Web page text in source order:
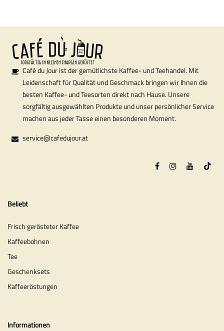
Café du Jour ist der gemütlichste Kaffee- und Teehandel. Mit
Leidenschaft für Qualität und Geschmack bringen wir Ihnen die
besten Kaffee- und Teesorten direkt nach Hause. Unsere
sorgfältig ausgewählten Produkte und unser persönlicher Service
machen aus jeder Tasse einen besonderen Moment.
service@cafedujour.at
Beliebt
Frisch gerösteter Kaffee
Kaffeebohnen
Tee
Geschenksets
Kaffeeröstungen
Informationen